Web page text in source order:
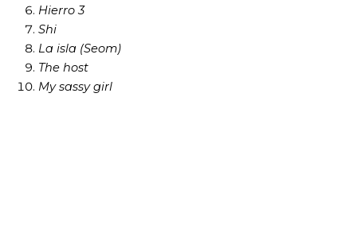
Hierro 3
Shi
La isla (Seom)
The host
My sassy girl